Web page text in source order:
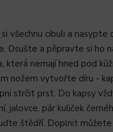
všechnu cibuli a nasypte
Osušte a připravte si ho
která nemají hned pod
nožem vytvořte díru -
strčit prst. Do kapsy
jalovce, pár kuliček
štědří. Doplnit